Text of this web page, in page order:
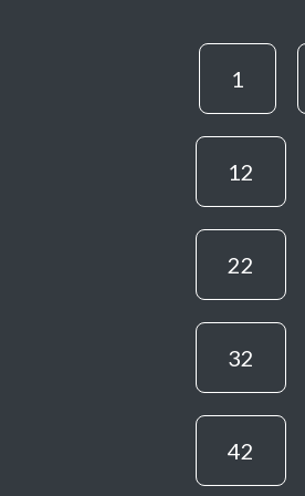
1
12
22
32
42